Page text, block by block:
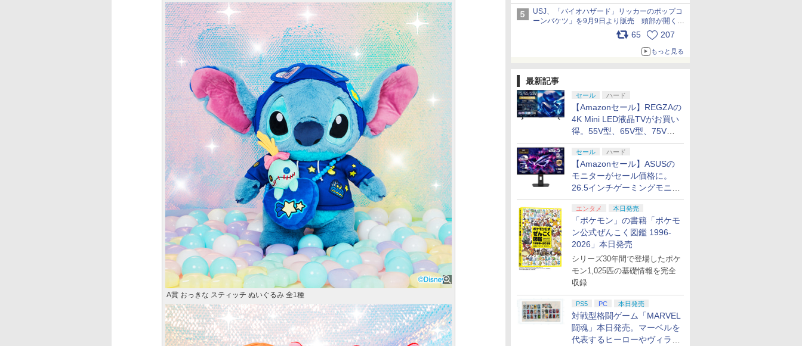
USJ、「バイオハザード」リッカーのポップコ
ーンバケツ」を9月9日より販売 頭部が開く仕
組み。味は恐怖を堪のう「味噌フレーバー」
65 207
もっと見る
最新記事
セール ハード
【Amazonセール】REGZAの
4K Mini LED液晶TVがお買い
得。55V型、65V型、75V型
の2026年モデルがラインナ
ップ
セール ハード
【Amazonセール】ASUSの
モニターがセール価格に。
26.5インチゲーミングモニタ
ー「ROG Strix OLED
XG27ACDMS」限定モデルも
お買い得
エンタメ 本日発売
「ポケモン」の書籍「ポケモ
ン公式ぜんこく図鑑 1996-
2026」本日発売
シリーズ30年間で登場したポケ
モン1,025匹の基礎情報を完全
収録
PS5 PC 本日発売
対戦型格闘ゲーム「MARVEL
闘魂」本日発売。マーベルを
代表するヒーローやヴィラン
A賞 おっきな スティッチ ぬいぐるみ 全1種